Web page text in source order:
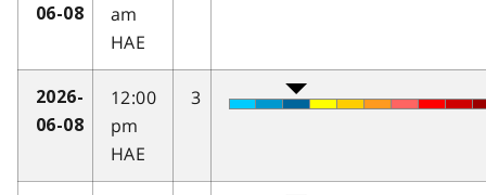
06-08
am
HAE
2026-
06-08
12:00
pm
HAE
3